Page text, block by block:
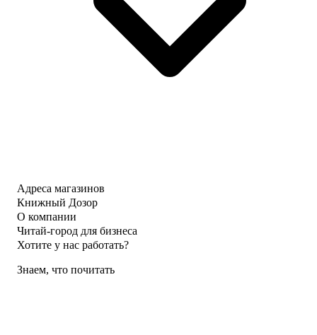
Адреса магазинов
Книжный Дозор
О компании
Читай-город для бизнеса
Хотите у нас работать?
Знаем, что почитать